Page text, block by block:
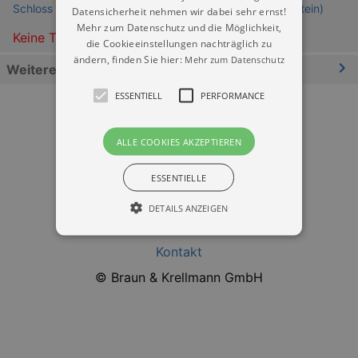
Schloss Pirna Sonnenstein (Bastionen Festung Sonnenstein)
Keine Termine
Weitere Informationen
Datenschutz
Kontakt
© Braun & Krellmann GmbH
Datensicherheit nehmen wir dabei sehr ernst!
Mehr zum Datenschutz und die Möglichkeit,
die Cookieeinstellungen nachträglich zu
ändern, finden Sie hier: Mehr zum Datenschutz
ESSENTIELL PERFORMANCE
ALLE COOKIES AKZEPTIEREN
ESSENTIELLE
DETAILS ANZEIGEN